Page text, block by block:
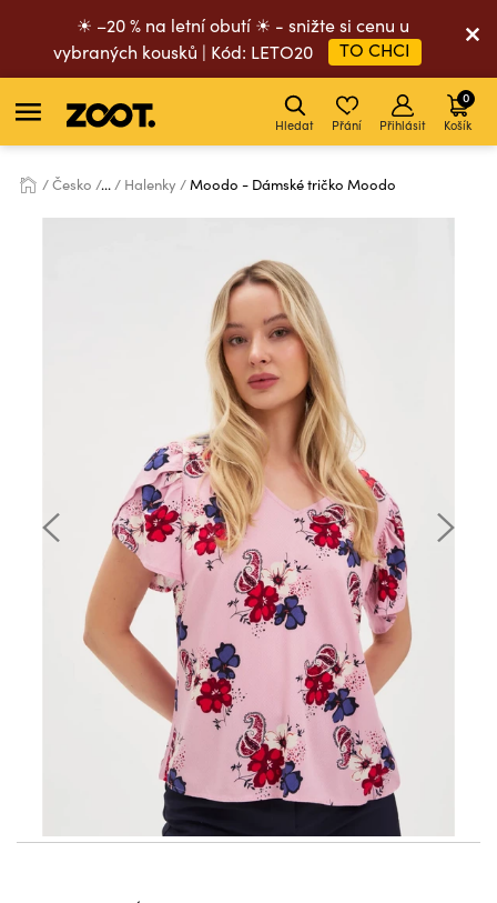
☀ –20 % na letní obutí ☀ - snižte si cenu u
vybraných kousků | Kód: LETO20
TO CHCI
Hledat Přání Přihlásit Košík
0
Česko ... Halenky Moodo - Dámské tričko Moodo